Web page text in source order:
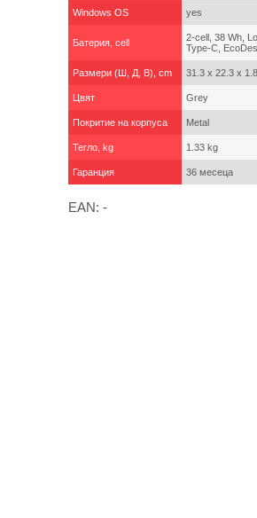
Windows OS yes
Батерия, cell
2-cell, 38 Wh,
Type-C,
Размери (Ш, Д, В), cm 31.3 x 22.3 x
Цвят Grey
Покритие на корпуса Metal
Тегло, kg 1.33 kg
Гаранция 36 месеца
EAN: -